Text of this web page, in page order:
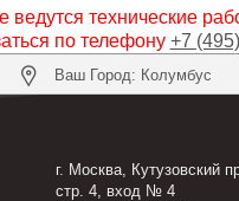
технические
по телефону +7
Ваш Город: Колумбус
г. Москва, Кутузовский
стр. 4, вход № 4